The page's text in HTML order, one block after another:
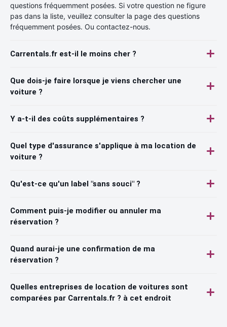
questions fréquemment posées. Si votre question ne figure
pas dans la liste, veuillez consulter la page des questions
fréquemment posées. Ou contactez-nous.
Carrentals.fr est-il le moins cher ?
Que dois-je faire lorsque je viens chercher une
voiture ?
Y a-t-il des coûts supplémentaires ?
Quel type d'assurance s'applique à ma location de
voiture ?
Qu'est-ce qu'un label "sans souci" ?
Comment puis-je modifier ou annuler ma
réservation ?
Quand aurai-je une confirmation de ma
réservation ?
Quelles entreprises de location de voitures sont
comparées par Carrentals.fr ? à cet endroit